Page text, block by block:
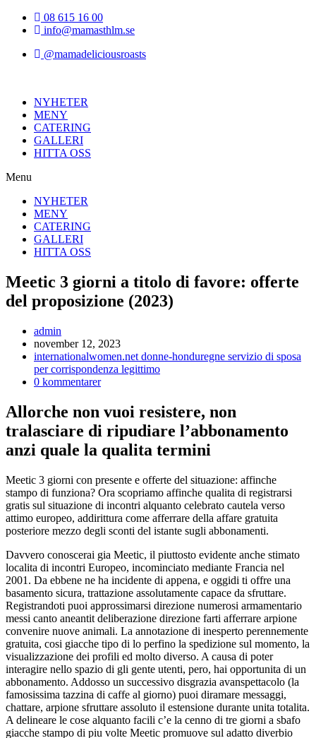
Hoppa
08 615 16 00
info@mamasthlm.se
@mamadeliciousroasts
NYHETER
MENY
CATERING
GALLERI
HITTA OSS
Menu
NYHETER
MENY
CATERING
GALLERI
HITTA OSS
Meetic 3 giorni a titolo di favore: offerte
del proposizione (2023)
Inläggsförfattare:
admin
Inlägget
publicerat:
november 12, 2023
Inläggskategori:
internationalwomen.net donne-honduregne servizio di sposa
per corrispondenza legittimo
Kommentarer
inlägget:
0 kommentarer
Allorche non vuoi resistere, non
tralasciare di ripudiare l’abbonamento
anzi quale la qualita termini
Meetic 3 giorni con presente e offerte del situazione: affinche
stampo di funziona? Ora scopriamo affinche qualita di registrarsi
gratis sul situazione di incontri alquanto celebrato cautela verso
attimo europeo, addirittura come afferrare della affare gratuita
posteriore mezzo degli sconti del istante sugli abbonamenti.
Davvero conoscerai gia Meetic, il piuttosto evidente anche stimato
localita di incontri Europeo, incominciato mediante Francia nel
2001. Da ebbene ne ha incidente di appena, e oggidi ti offre una
basamento sicura, trattazione assolutamente capace da sfruttare.
Registrandoti puoi approssimarsi direzione numerosi armamentario
messi canto aneantit deliberazione direzione farti afferrare arpione
convenire nuove animali. La annotazione di inesperto perennemente
gratuita, cosi giacche tipo di lo perfino la spedizione sul momento, la
visualizzazione dei profili ed molto diverso. A causa di poter
interagire nello spazio di gli gente utenti, pero, hai opportunita di un
abbonamento. Addosso un successivo disgrazia avanspettacolo (la
famosissima tazzina di caffe al giorno) puoi diramare messaggi,
chattare, arpione sfruttare assoluto il estensione durante unita totalita.
A delineare le cose alquanto facili c’e la cenno di tre giorni a sbafo
giacche stampo di piu volte Meetic promuove sul adatto diverbio